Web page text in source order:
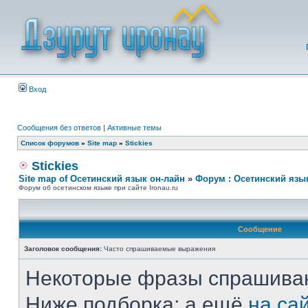
Вход
Сообщения без ответов | Активные темы
Список форумов » Site map » Stickies
Stickies
Site map of Осетинский язык он-лайн » Форум : Осетинский
Форум об осетинском языке при сайте Ironau.ru
Сообщение
Заголовок сообщения: Часто спрашиваемые выражения
Некоторые фразы